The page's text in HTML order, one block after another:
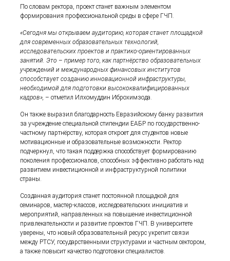
По словам ректора, проект станет важным элементом
формирования профессиональной среды в сфере ГЧП.
«Сегодня мы открываем аудиторию, которая станет площадкой
для современных образовательных технологий,
исследовательских проектов и практико-ориентированных
занятий. Это – пример того, как партнёрство образовательных
учреждений и международных финансовых институтов
способствует созданию инновационной инфраструктуры,
необходимой для подготовки высококвалифицированных
кадров», – отметил Илхомуддин Иброхимзода.
Он также выразил благодарность Евразийскому банку развития
за учреждение специальной стипендии ЕАБР по государственно-
частному партнёрству, которая откроет для студентов новые
мотивационные и образовательные возможности. Ректор
подчеркнул, что такая поддержка способствует формированию
поколения профессионалов, способных эффективно работать над
развитием инвестиционной и инфраструктурной политики
страны.
Созданная аудитория станет постоянной площадкой для
семинаров, мастер-классов, исследовательских инициатив и
мероприятий, направленных на повышение инвестиционной
привлекательности и развитие проектов ГЧП. В университете
уверены, что новый образовательный ресурс укрепит связи
между РТСУ, государственными структурами и частным сектором,
а также повысит качество подготовки специалистов.